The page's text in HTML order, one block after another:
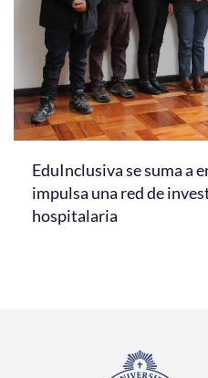
EduInclusiva se suma a
impulsa una red de
hospitalaria